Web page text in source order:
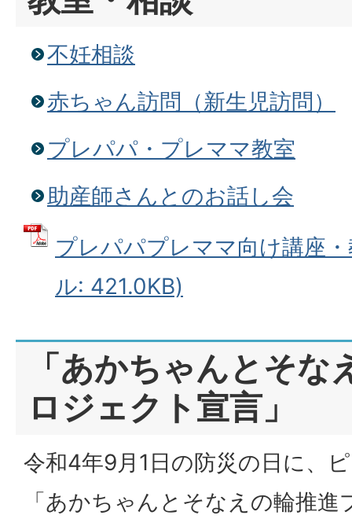
不妊相談
赤ちゃん訪問（新生児訪問）
プレパパ・プレママ教室
助産師さんとのお話し会
プレパパプレママ向け講座
ル: 421.0KB)
「あかちゃんとそな
ロジェクト宣言」
令和4年9月1日の防災の日に、
「あかちゃんとそなえの輪推